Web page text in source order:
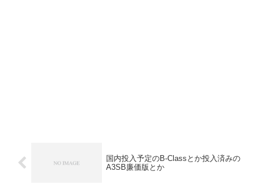
国内投入予定のB-Classとか投入済みの
A3SB廉価版とか